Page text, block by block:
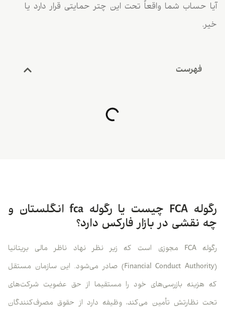
آیا حساب شما واقعاً تحت این چتر حمایتی قرار دارد یا
خیر.
فهرست
رگوله FCA چیست یا رگوله fca انگلستان و
چه نقشی در بازار فارکس دارد؟
رگوله FCA مجوزی است که زیر نظر نهاد ناظر مالی بریتانیا
(Financial Conduct Authority) صادر می‌شود. این سازمان مستقل
که هزینه بازرسی‌های خود را مستقیما از حق عضویت شرکت‌های
تحت نظارتش تأمین می‌کند، وظیفه دارد از حقوق مصرف‌کنندگان